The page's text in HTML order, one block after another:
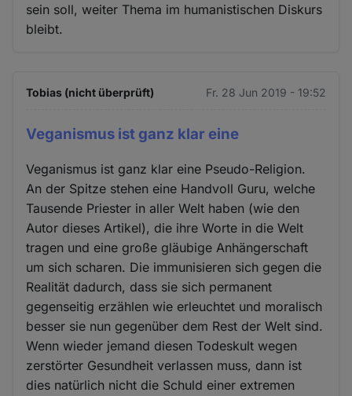
sein soll, weiter Thema im humanistischen Diskurs
bleibt.
Tobias (nicht überprüft) Fr. 28 Jun 2019 - 19:52
Veganismus ist ganz klar eine
Veganismus ist ganz klar eine Pseudo-Religion.
An der Spitze stehen eine Handvoll Guru, welche
Tausende Priester in aller Welt haben (wie den
Autor dieses Artikel), die ihre Worte in die Welt
tragen und eine große gläubige Anhängerschaft
um sich scharen. Die immunisieren sich gegen die
Realität dadurch, dass sie sich permanent
gegenseitig erzählen wie erleuchtet und moralisch
besser sie nun gegenüber dem Rest der Welt sind.
Wenn wieder jemand diesen Todeskult wegen
zerstörter Gesundheit verlassen muss, dann ist
dies natürlich nicht die Schuld einer extremen